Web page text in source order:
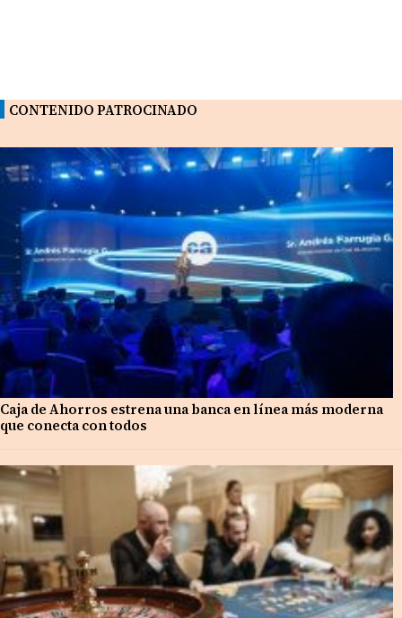
CONTENIDO PATROCINADO
Caja de Ahorros estrena una banca en línea más moderna
que conecta con todos